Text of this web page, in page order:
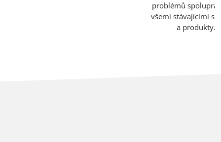
problémů
všemi stávajícími
a produkty.